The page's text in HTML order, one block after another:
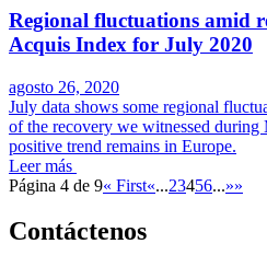
Regional fluctuations amid
Acquis Index for July 2020
agosto 26, 2020
July data shows some regional
of the recovery we witnessed during
positive trend remains in Europe.
Leer más
Página 4 de 9« First«...23456...»»
Contáctenos